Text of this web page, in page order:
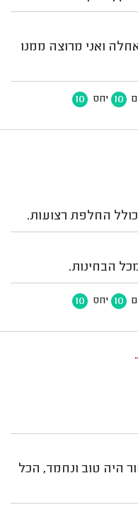
ואני מרוצה ממנו
10 יחס 10
החלפת רצועות.
הבחינות.
10 יחס 10
היה טוב ונחמד, הכל